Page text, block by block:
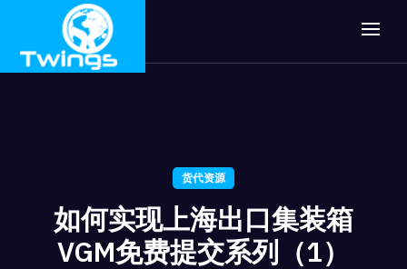
货代资源
如何实现上海出口集装箱
VGM免费提交系列（1）